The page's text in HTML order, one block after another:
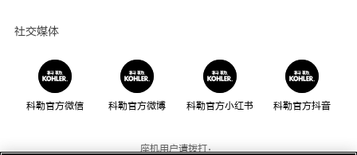
社交媒体
科勒官方微信 科勒官方微博 科勒官方小红书 科勒官方抖音
座机用户请拨打：